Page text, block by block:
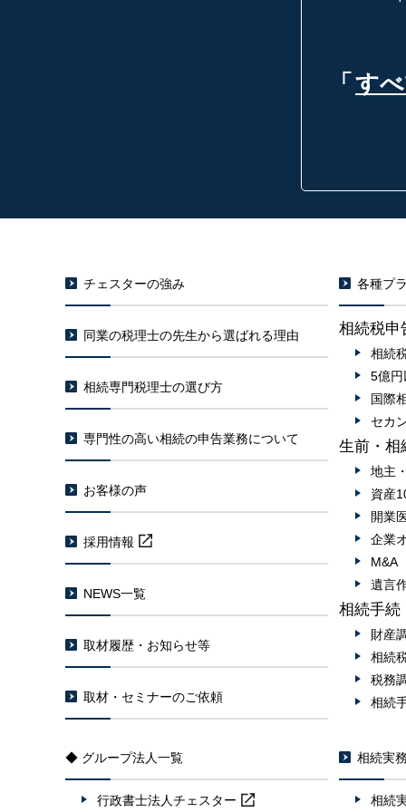
「 す
チェスターの強み
同業の税理士の先生から選ばれる理由
相続専門税理士の選び方
専門性の高い相続の申告業務について
お客様の声
採用情報
NEWS一覧
取材履歴・お知らせ等
取材・セミナーのご依頼
各種プ
相続税申
相続
5億
国際
セカ
生前・相
地主
資産
開業
企業
M&A
遺言
相続手続
財産
相続
税務
相続
◆ グループ法人一覧
行政書士法人チェスター
相続実
相続